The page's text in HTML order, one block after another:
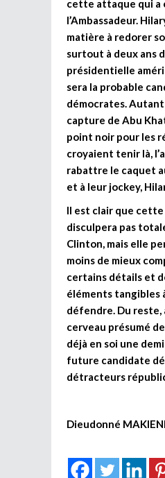
cette attaque qui a
l’Ambassadeur.
matière à redorer
surtout à deux ans
présidentielle
sera la probable
démocrates.
capture de Abu
point noir pour les
croyaient tenir là,
rabattre le caquet
et à leur jockey,
Il est clair que
disculpera pas
Clinton, mais elle
moins de mieux
certains détails et
éléments tangibles
défendre. Du reste,
cerveau présumé
déjà en soi une
future candidate
détracteurs
Dieudonné MAKIENI